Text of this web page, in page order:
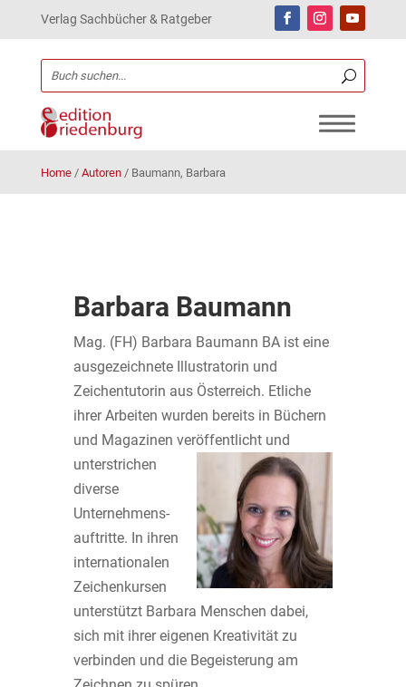
Verlag Sachbücher & Ratgeber
Home/ Autoren/ Baumann, Barbara
Barbara Baumann
Mag. (FH) Barbara Baumann BA ist eine
ausgezeichnete Illustratorin und
Zeichentutorin aus Österreich. Etliche
ihrer Arbeiten wurden bereits in Büchern
und Magazinen veröffentlicht und
unterstrichen
diverse
Unternehmens­
auftritte. In ihren
internationalen
Zeichen­kursen
unterstützt Barbara Menschen dabei,
sich mit ihrer eigenen Kreativität zu
verbinden und die Begeisterung am